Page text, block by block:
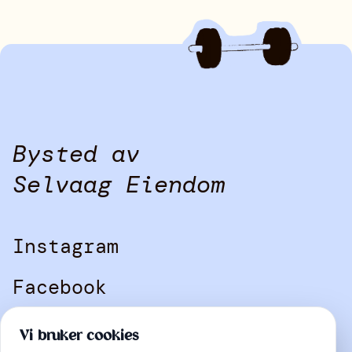
Instagram
Facebook
Kontakt
Bysted av
Selvaag Eiendom
Vi bruker cookies